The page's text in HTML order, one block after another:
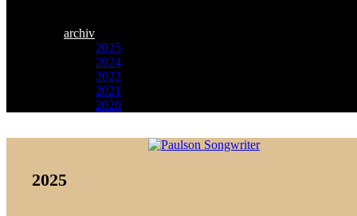
archiv
2025
2024
2022
2021
2020
springen
Songwriter
2025